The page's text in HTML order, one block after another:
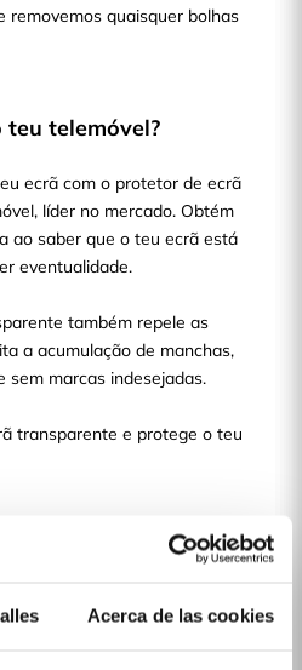
Acerca de las cookies
removemos quaisquer bolhas
teu telemóvel?
ecrã com o protetor de ecrã
líder no mercado. Obtém
ao saber que o teu ecrã está
eventualidade.
também repele as
a acumulação de manchas,
sem marcas indesejadas.
transparente e protege o teu